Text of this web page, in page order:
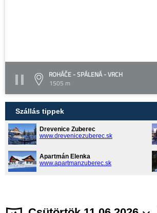
ROHÁČE - SPÁLENÁ - VRCH
1505 m
Szállás tippek
Drevenice Zuberec
www.drevenicezuberec.sk
Apartmán Elenka
www.apartmanzuberec.sk